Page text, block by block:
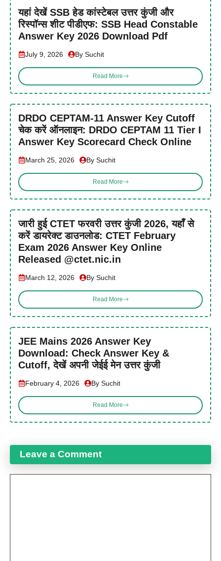
यहां देखें SSB हेड कांस्टेबल उत्तर कुंजी और
रिस्पॉन्स शीट पीडीएफ: SSB Head Constable
Answer Key 2026 Download Pdf
July 9, 2026 By Suchit
Read More
DRDO CEPTAM-11 Answer Key Cutoff
चेक करें ऑनलाइन: DRDO CEPTAM 11 Tier I
Answer Key Scorecard Check Online
March 25, 2026 By Suchit
Read More
जारी हुई CTET फरवरी उत्तर कुंजी 2026, यहाँ से
करें डायरेक्ट डाउनलोड: CTET February
Exam 2026 Answer Key Online
Released @ctet.nic.in
March 12, 2026 By Suchit
Read More
JEE Mains 2026 Answer Key
Download: Check Answer Key &
Cutoff, देखें अपनी जेईई मेन उत्तर कुंजी
February 4, 2026 By Suchit
Read More
Leave a Comment